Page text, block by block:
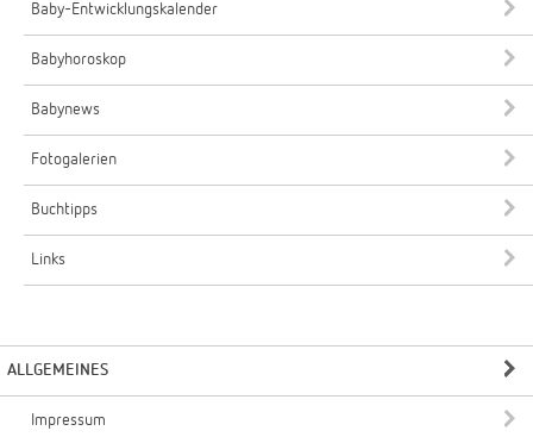
Baby-Entwicklungskalender
Babyhoroskop
Babynews
Fotogalerien
Buchtipps
Links
ALLGEMEINES
Impressum